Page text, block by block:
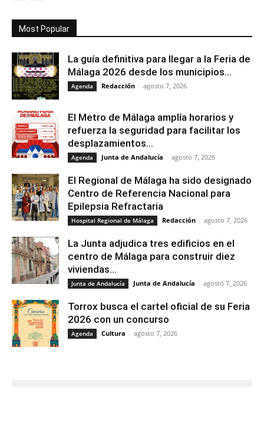
Most Popular
La guía definitiva para llegar a la Feria de
Málaga 2026 desde los municipios...
Agenda Redacción - agosto 7, 2026
El Metro de Málaga amplía horarios y
refuerza la seguridad para facilitar los
desplazamientos...
Agenda Junta de Andalucía - agosto 7, 2026
El Regional de Málaga ha sido designado
Centro de Referencia Nacional para
Epilepsia Refractaria
Hospital Regional de Málaga Redacción - agosto 7, 2026
La Junta adjudica tres edificios en el
centro de Málaga para construir diez
viviendas...
Junta de Andalucía Junta de Andalucía - agosto 7, 2026
Torrox busca el cartel oficial de su Feria
2026 con un concurso
Agenda Cultura - agosto 7, 2026